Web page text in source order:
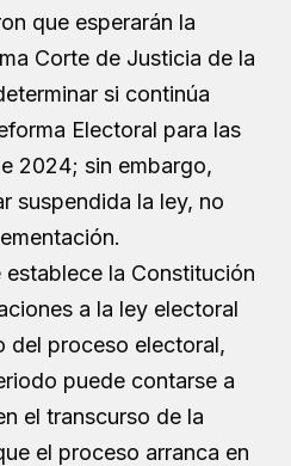
que esperarán la
Corte de Justicia de la
si continúa
Electoral para las
2024; sin embargo,
suspendida la ley, no
la Constitución
a la ley electoral
del proceso electoral,
puede contarse a
el transcurso de la
el proceso arranca en